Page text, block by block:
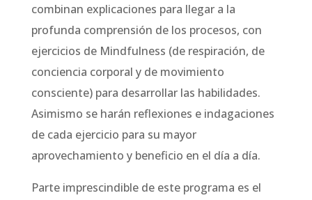
combinan explicaciones para llegar a la
profunda comprensión de los procesos, con
ejercicios de Mindfulness (de respiración, de
conciencia corporal y de movimiento
consciente) para desarrollar las habilidades.
Asimismo se harán reflexiones e indagaciones
de cada ejercicio para su mayor
aprovechamiento y beneficio en el día a día.
Parte imprescindible de este programa es el